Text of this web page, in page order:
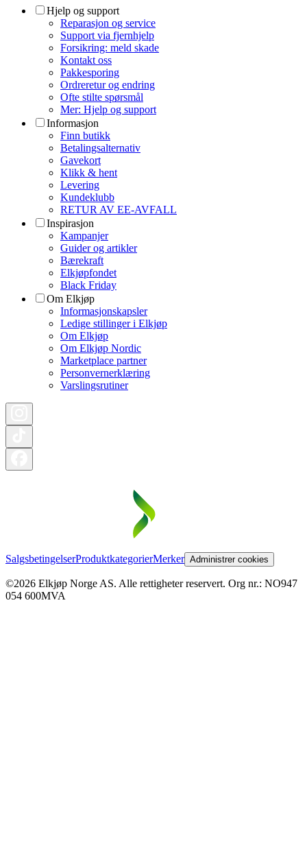
Hjelp og support
Reparasjon og service
Support via fjernhjelp
Forsikring: meld skade
Kontakt oss
Pakkesporing
Ordreretur og endring
Ofte stilte spørsmål
Mer: Hjelp og support
Informasjon
Finn butikk
Betalingsalternativ
Gavekort
Klikk & hent
Levering
Kundeklubb
RETUR AV EE-AVFALL
Inspirasjon
Kampanjer
Guider og artikler
Bærekraft
Elkjøpfondet
Black Friday
Om Elkjøp
Informasjonskapsler
Ledige stillinger i Elkjøp
Om Elkjøp
Om Elkjøp Nordic
Marketplace partner
Personvernerklæring
Varslingsrutiner
SalgsbetingelserProduktkategorierMerker Administrer cookies
©2026 Elkjøp Norge AS. Alle rettigheter reservert. Org nr.: NO947
054 600MVA